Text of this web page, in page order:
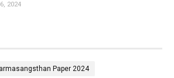
2024
Paper 2024